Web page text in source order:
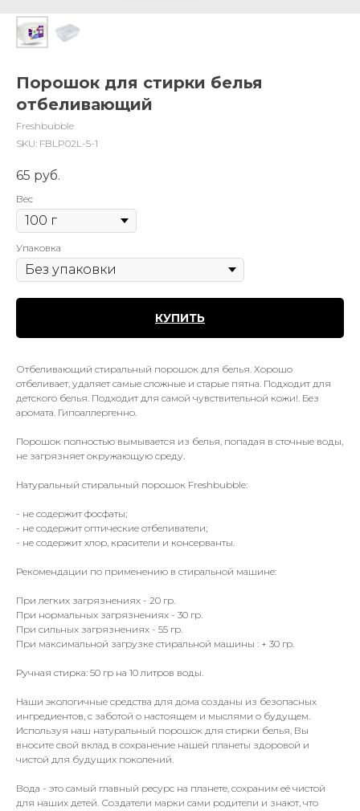
Порошок для стирки белья
отбеливающий
Freshbubble
SKU: FBLP02L-5-1
65 руб.
Вес
Упаковка
КУПИТЬ
Отбеливающий стиральный порошок для белья. Хорошо
отбеливает, удаляет самые сложные и старые пятна. Подходит для
детского белья. Подходит для самой чувствительной кожи!. Без
аромата. Гипоаллергенно.
Порошок полностью вымывается из белья, попадая в сточные воды,
не загрязняет окружающую среду.
Натуральный стиральный порошок Freshbubble:
- не содержит фосфаты;
- не содержит оптические отбеливатели;
- не содержит хлор, красители и консерванты.
Рекомендации по применению в стиральной машине:
При легких загрязнениях - 20 гр.
При нормальных загрязнениях - 30 гр.
При сильных загрязнениях - 55 гр.
При максимальной загрузке стиральной машины : + 30 гр.
Ручная стирка: 50 гр на 10 литров воды.
Наши экологичные средства для дома созданы из безопасных
ингредиентов, с заботой о настоящем и мыслями о будущем.
Используя наш натуральный порошок для стирки белья, Вы
вносите свой вклад в сохранение нашей планеты здоровой и
чистой для будущих поколений.
Вода - это самый главный ресурс на планете, сохраним её чистой
для наших детей. Создатели марки сами родители и знают, что